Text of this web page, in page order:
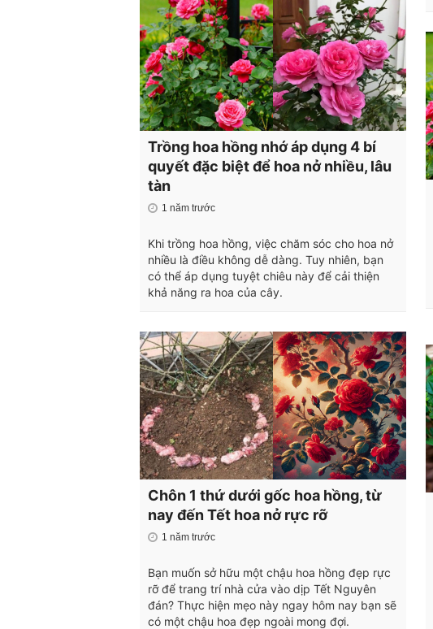
Trồng hoa hồng nhớ áp dụng 4 bí
quyết đặc biệt để hoa nở nhiều, lâu
tàn
1 năm trước
Khi trồng hoa hồng, việc chăm sóc cho hoa nở
nhiều là điều không dễ dàng. Tuy nhiên, bạn
có thể áp dụng tuyệt chiêu này để cải thiện
khả năng ra hoa của cây.
Chôn 1 thứ dưới gốc hoa hồng, từ
nay đến Tết hoa nở rực rỡ
1 năm trước
Bạn muốn sở hữu một chậu hoa hồng đẹp rực
rỡ để trang trí nhà cửa vào dịp Tết Nguyên
đán? Thực hiện mẹo này ngay hôm nay bạn sẽ
có một chậu hoa đẹp ngoài mong đợi.